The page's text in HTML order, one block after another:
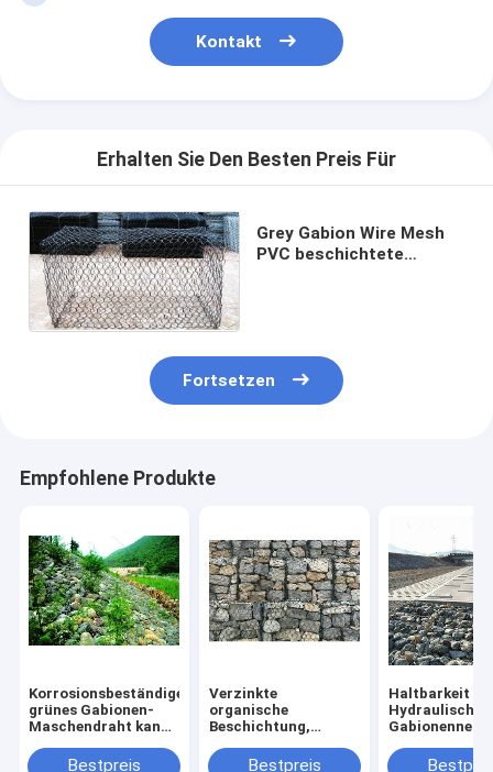
Kontakt
Erhalten Sie Den Besten Preis Für
Grey Gabion Wire Mesh
PVC beschichtete
Fortsetzen
Empfohlene Produkte
Korrosionsbeständiges
grünes Gabionen-
Maschendraht kann
gepflanzt werden
Bestpreis
Verzinkte
organische
Beschichtung,
Gabionennetz, hohe
Bestpreis
Haltbarkeit
Hydraulisches
Gabionennetz